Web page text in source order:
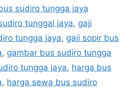
sudiro tungga jaya
tunggal jaya, gaji
tungga jaya, gaji sopir bus
, gambar bus sudiro tungga
tungga jaya, harga bus
, harga sewa bus sudiro